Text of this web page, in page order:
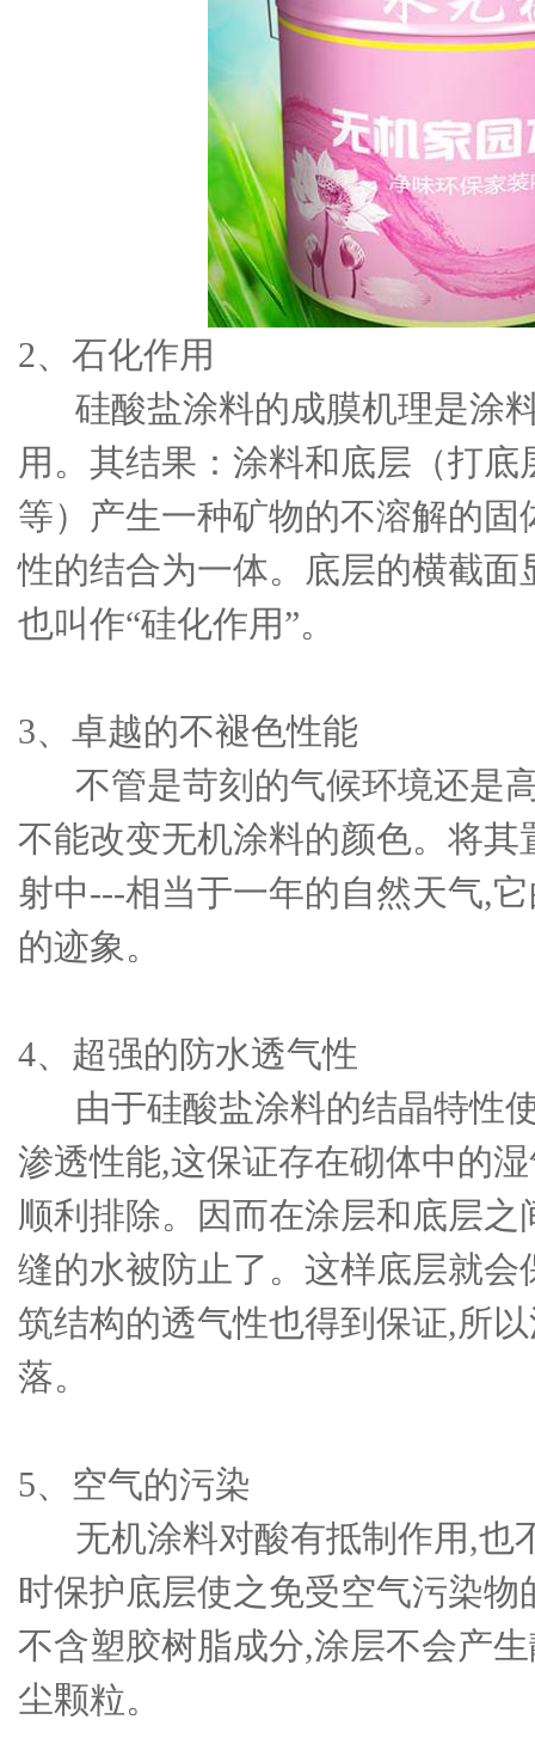
2、石化作用
硅酸盐涂料的成膜机理是涂
用。其结果：涂料和底层（打底
等）产生一种矿物的不溶解的固
性的结合为一体。底层的横截面
也叫作“硅化作用”。
3、卓越的不褪色性能
不管是苛刻的气候环境还是
不能改变无机涂料的颜色。将
射中---相当于一年的自然天气,
的迹象。
4、超强的防水透气性
由于硅酸盐涂料的结晶特性
渗透性能,这保证存在砌体中的
顺利排除。因而在涂层和底层
缝的水被防止了。这样底层就会
筑结构的透气性也得到保证,所
落。
5、空气的污染
无机涂料对酸有抵制作用,也
时保护底层使之免受空气污染
不含塑胶树脂成分,涂层不会产
尘颗粒。